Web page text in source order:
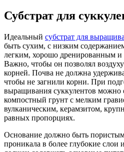
Субстрат для
Идеальный субстрат для
быть сухим, с низким
легким, хорошо дренированным
Важно, чтобы он позволял
корней. Почва не должна
чтобы не загнили корни. При
выращивания суккулентов можно
компостный грунт с мелким
вулканическим, керамзитом,
равных пропорциях.
Основание должно быть
проникала в более глубокие слои